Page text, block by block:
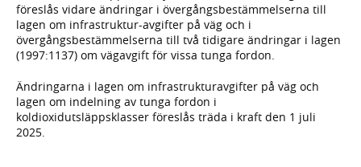
föreslås vidare ändringar i övergångsbestämmelserna till
lagen om infrastruktur-avgifter på väg och i
övergångsbestämmelserna till två tidigare ändringar i lagen
(1997:1137) om vägavgift för vissa tunga fordon.
Ändringarna i lagen om infrastrukturavgifter på väg och
lagen om indelning av tunga fordon i
koldioxidutsläppsklasser föreslås träda i kraft den 1 juli
2025.